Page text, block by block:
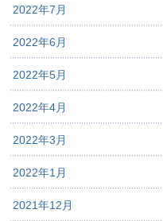
2022年7月
2022年6月
2022年5月
2022年4月
2022年3月
2022年1月
2021年12月